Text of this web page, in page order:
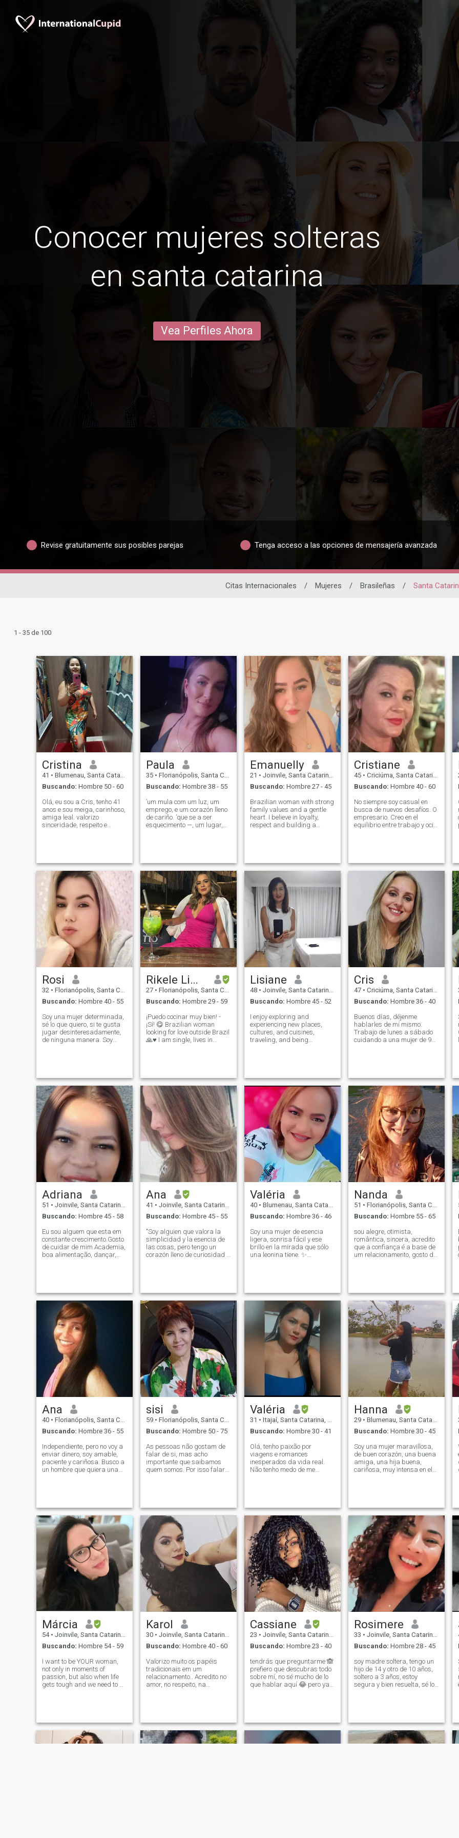
Conocer mujeres solteras
en santa catarina
Vea Perfiles Ahora
Revise gratuitamente sus posibles parejas Tenga acceso a las opciones de mensajería avanzada
Citas Internacionales / Mujeres / Brasileñas / Santa
1 - 35 de 100
Cristina
41 • Blumenau, Santa Catarina, Brasil
Buscando: Hombre 50 - 60
Olá, eu sou a Cris, tenho 41
anos e sou meiga, carinhoso,
amiga leal. valorizo
sinceridade, respeito e
princípios. não admito
mentiras nem brincadeiras
Paula
35 • Florianópolis, Santa Catarina, Brasil
Buscando: Hombre 38 - 55
’um mula com um luz, um
emprego, e um corazón lleno
de cariño. ’que se a ser
esquecimento —, um lugar,
verdaderamente especial.
\NNaturalmente femenina y
segura —, disfruto cuidando
de mí misma y sintiéndome
bien en mi propia piel. Mas
meu charm gostaria —
que’em meu natureza sweet,
meu sense de humor que se
em cloudou days, e a calm
spirit de someone que
beleves também que
também livens em paz.
Emanuelly
21 • Joinvile, Santa Catarina, Brasil
Buscando: Hombre 27 - 45
Brazilian woman with strong
family values and a gentle
heart. I believe in loyalty,
respect and building a
marriage and a serious
future.
Cristiane
45 • Criciúma, Santa Catarina, Brasil
Buscando: Hombre 40 - 60
No siempre soy casual en
busca de nuevos desafíos. O
empresario. Creo en el
equilibrio entre trabajo y ocio.
elegante vino por la noche,
junto con una conversación
interesante. Adictos a un
sueño juntos!
Rosi
32 • Florianópolis, Santa Catarina, Brasil
Buscando: Hombre 40 - 55
Soy una mujer determinada,
sé lo que quiero, si te gusta
jugar desinteresadamente,
de ninguna manera. Soy
Llevo un estilo de vida
saludable, estoy en forma y
me encanta el gimnasio. Me
gusta viajar, los viajes al
aire libre, la playa, pero
también me gustan los fines
de semana tranquilos en
casa. Tengo muchas más
cosas que decir sobre mí,
pero lo descubrirás más
tarde. A nadie le gusta leer
un perfil muy grande.
Rikele Lima
27 • Florianópolis, Santa Catarina, Brasil
Buscando: Hombre 29 - 59
¡Puedo cocinar muy bien! -
¡Sí! 😋 Brazilian woman
looking for love outside Brazil
🙏♥️ I am single, lives in
ropa y trato ¡Soy muy vivaz y
positiva, leal, cariñosa,
amorosa y paciente! ¡No me
gustan las baladas, prefiero
la naturaleza, las cenas y
los programas más
tranquilos! ¡Sueño con tener
una familia y encontrar a
alguien que valore los
mismos valores que yo!
Lisiane
48 • Joinvile, Santa Catarina, Brasil
Buscando: Hombre 45 - 52
I enjoy exploring and
experiencing new places,
cultures, and cuisines,
traveling, and being
good music and sometimes
prefer to pl
Cris
47 • Criciúma, Santa Catarina, Brasil
Buscando: Hombre 36 - 40
Buenos días, déjenme
hablarles de mí mismo.
Trabajo de lunes a sábado
cuidando a una mujer de 95
Ya trabajo con
procedimientos como la
regeneración de estrías,
manchas y cicatrices,
limpieza de la piel,
exfoliaciones quím Estoy
buscando una relación seria
en el sitio web. Tengo hijos;
solo uno vive conmigo. Tiene
13 años y su nombre es
Lorenzo. Estoy planeando un
viaje a Europa, Francia e
Italia, pero no me graduaré
de la universidad hasta julio
portugués, así que necesito
un traductor portátil. No lo
sé, ¿de acuerdo?
Adriana
51 • Joinvile, Santa Catarina, Brasil
Buscando: Hombre 45 - 58
Eu sou alguem que esta em
constante crescimento.Gosto
de cuidar de mim.Academia,
boa alimentação, dançar,
com Deus. Se voce esta a
procura de aven
Ana
41 • Joinvile, Santa Catarina, Brasil
Buscando: Hombre 45 - 55
"Soy alguien que valora la
simplicidad y la esencia de
las cosas, pero tengo un
corazón lleno de curiosidad y
a crecer y ver el mundo
desde diferentes
perspectivas. Creo que la
vida está hecha de
momentos especiales, y
siempre estoy abierta a
compartirlos con alguien que
aprecia la belleza del
minimalismo, así como la
riqueza de nuevas
experiencias. Si eres alguien
que busca conexiones
genuinas y aventuras
memorables, creemos
Valéria
40 • Blumenau, Santa Catarina, Brasil
Buscando: Hombre 36 - 46
Soy una mujer de esencia
ligera, sonrisa fácil y ese
brillo en la mirada que sólo
una leonina tiene. ✨
hermosos niños que me
enseñaron que el amor tiene
muchas formas... Y que
siempre hay espacio para
más, ¿sabes? Tengo una
personalidad fuerte, un
corazón gigante y creo que la
reciprocidad, el respeto y el
cariño son el comienzo de
cualquier buena historia.
Nanda
51 • Florianópolis, Santa Catarina, Brasil
Buscando: Hombre 55 - 65
sou alegre, otimista,
romântica, sincera, acredito
que a confiança é a base de
um relacionamento, gosto de
conversar, sou carinhosa,
fiel, par
Ana
40 • Florianópolis, Santa Catarina, Brasil
Buscando: Hombre 36 - 55
Independiente, pero no voy a
enviar dinero, soy amable,
paciente y cariñosa. Busco a
un hombre que quiera una
WhatsApp, yo no soy esta
mujer, te pido que saltes mi
perfil, y busques a otra
persona.
sisi
59 • Florianópolis, Santa Catarina, Brasil
Buscando: Hombre 50 - 75
As pessoas não gostam de
falar de si, mas acho
importante que saibamos
quem somos. Por isso falarei
no que busco. Atenta a tudo
que for saudável ao cor
Valéria
31 • Itajaí, Santa Catarina, Brasil
Buscando: Hombre 30 - 41
Olá, tenho paixão por
viagens e romances
inesperados da vida real.
Não tenho medo de me
carismático, carinhoso,
vaidoso, que tenha tempo de
qualidade, intel
Hanna
29 • Blumenau, Santa Catarina, Brasil
Buscando: Hombre 30 - 45
Soy una mujer maravillosa,
de buen corazón, una buena
amiga, una hija buena,
cariñosa, muy intensa en el
pero bien educada y
elegante persona♥️♥️
Márcia
54 • Joinvile, Santa Catarina, Brasil
Buscando: Hombre 54 - 59
I want to be YOUR woman,
not only in moments of
passion, but also when life
gets tough and we need to be
each other our safe haven
and our greate
Karol
30 • Joinvile, Santa Catarina, Brasil
Buscando: Hombre 40 - 60
Valorizo muito os papéis
tradicionais em um
relacionamento.. Acredito no
amor, no respeito, na
que compartilhe dos
mesmos valores. Sou
apaixonada por pr
Cassiane
23 • Joinvile, Santa Catarina, Brasil
Buscando: Hombre 23 - 40
tendrás que preguntarme 🙈
prefiero que descubras todo
sobre mí, no sé mucho de lo
que hablar aquí 😂 pero ya
más contenido además de
eso 😆 a pesar de ser 🔥
Rosimere
33 • Joinvile, Santa Catarina, Brasil
Buscando: Hombre 28 - 45
soy madre soltera, tengo un
hijo de 14 y otro de 10 años,
soltero a 3 años, estoy
segura y bien resuelta, sé lo
el equilibrio es todo jajaja.
(puedo ser lo que quieras😈)
pero necesitas merecerlo.